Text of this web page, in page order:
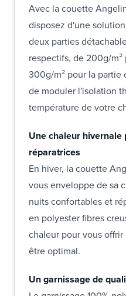
Avec la couette
disposez d'une
deux parties
respectifs, de 200g/
300g/m² pour la partie
de moduler l'isolation
température de votre
Une chaleur hivernale
réparatrices
En hiver, la couette
vous enveloppe de sa
nuits confortables et
en polyester fibres
chaleur pour vous
être optimal.
Un garnissage de